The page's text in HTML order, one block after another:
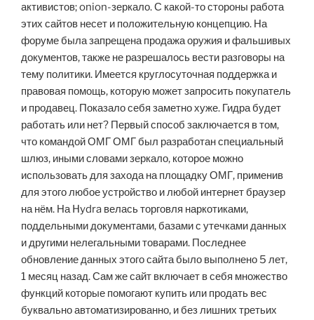
активистов; onion-зеркало. С какой-то стороны работа
этих сайтов несет и положительную концепцию. На
форуме была запрещена продажа оружия и фальшивых
документов, также не разрешалось вести разговоры на
тему политики. Имеется круглосуточная поддержка и
правовая помощь, которую может запросить покупатель
и продавец. Показало себя заметно хуже. Гидра будет
работать или нет? Первый способ заключается в том,
что командой ОМГ ОМГ был разработан специальный
шлюз, иными словами зеркало, которое можно
использовать для захода на площадку ОМГ, применив
для этого любое устройство и любой интернет браузер
на нём. На Hydra велась торговля наркотиками,
поддельными документами, базами с утечками данных
и другими нелегальными товарами. Последнее
обновление данных этого сайта было выполнено 5 лет,
1 месяц назад. Сам же сайт включает в себя множество
функций которые помогают купить или продать вес
буквально автоматизированно, и без лишних третьих